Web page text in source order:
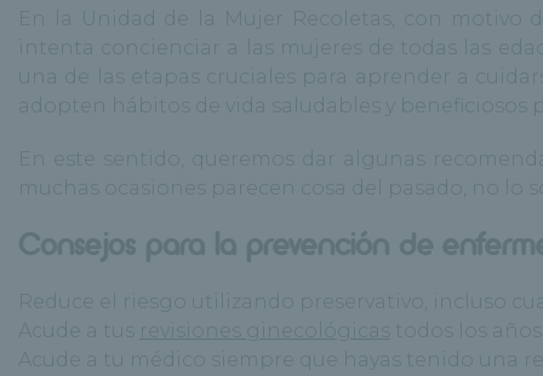
En la Unidad de la Mujer Recoletas, con
intenta concienciar a las mujeres de todas las
una de las etapas cruciales para aprender a
adopten hábitos de vida saludables y beneficiosos
En este sentido, queremos dar algunas
muchas ocasiones parecen cosa del pasado, no lo
Consejos para la prevención de
Reduce el riesgo utilizando preservativo, incluso
Acude a tus
revisiones ginecológicas
todos los
Acude a tu médico siempre que hayas tenido una